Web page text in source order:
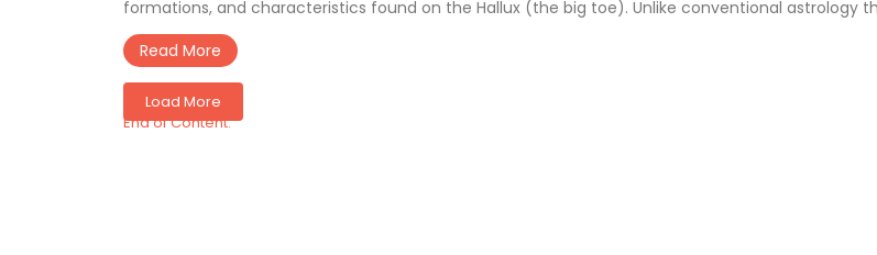
formations, and characteristics found on the Hallux (the big toe). Unlike conventional astrology
Read More
Load More
End of Content.